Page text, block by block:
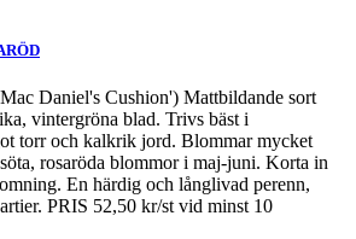
Daniel's Cushion') Mattbildande sort
vintergröna blad. Trivs bäst i
torr och kalkrik jord. Blommar mycket
rosaröda blommor i maj-juni. Korta in
En härdig och långlivad perenn,
PRIS 52,50 kr/st vid minst 10